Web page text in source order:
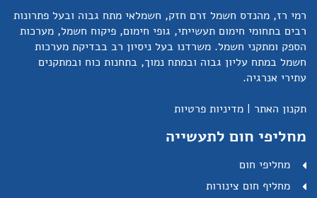
רמי רז, מהנדס חשמל זרם חזק, חשמלאי מתח גבוה ובעל פתרונות
רבים בתחומי חימום תעשייתי, גופי חימום, פיקוח חשמל, מערכות
הספק ומתקני חשמל. משרדנו בעל ניסיון רב בבדיקת מערכות
חשמל במתח עליון גבוה ובמתח נמוך, בתחנות כוח ובמתקנים
עתירי אנרגיה.
תקנון האתר | מדיניות פרטיות
מחליפי חום לתעשייה
מחליפי חום
מחליף חום צינורות